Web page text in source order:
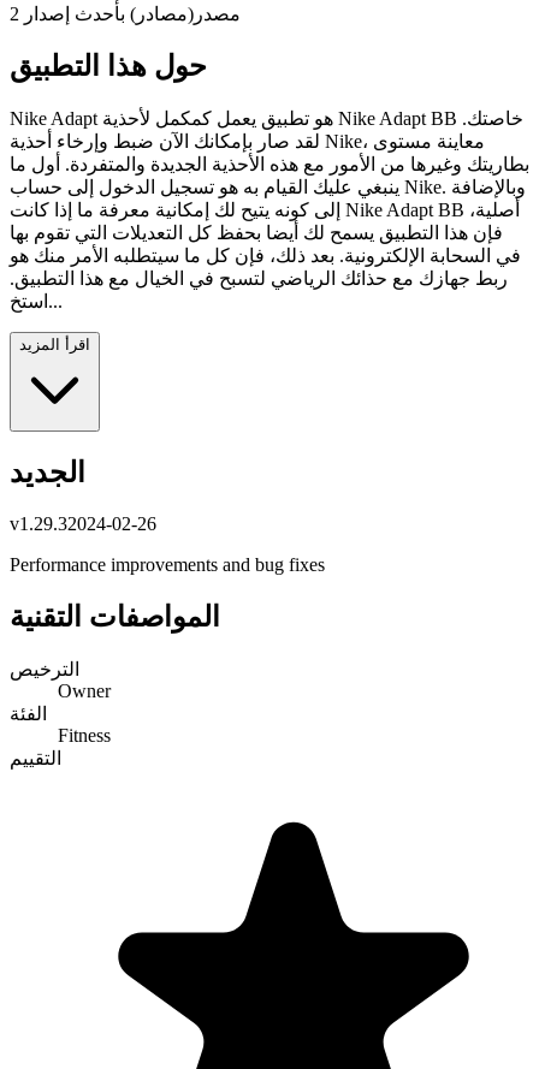
2 مصدر(مصادر) بأحدث إصدار
حول هذا التطبيق
Nike Adapt هو تطبيق يعمل كمكمل لأحذية Nike Adapt BB خاصتك.
لقد صار بإمكانك الآن ضبط وإرخاء أحذية Nike، معاينة مستوى
بطاريتك وغيرها من الأمور مع هذه الأحذية الجديدة والمتفردة. أول ما
ينبغي عليك القيام به هو تسجيل الدخول إلى حساب Nike. وبالإضافة
إلى كونه يتيح لك إمكانية معرفة ما إذا كانت Nike Adapt BB أصلية،
فإن هذا التطبيق يسمح لك أيضا بحفظ كل التعديلات التي تقوم بها
في السحابة الإلكترونية. بعد ذلك، فإن كل ما سيتطلبه الأمر منك هو
ربط جهازك مع حذائك الرياضي لتسبح في الخيال مع هذا التطبيق.
استخ...
اقرأ المزيد
الجديد
v1.29.32024-02-26
Performance improvements and bug fixes
المواصفات التقنية
الترخيص
Owner
الفئة
Fitness
التقييم